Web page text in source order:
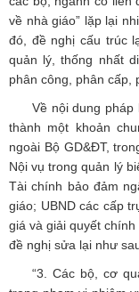
về nhà giáo” lặp lại
đó, đề nghị cấu trúc
quản lý, thống nhất
phân công, phân cấp,
Về nội dung
thành một khoản
ngoài Bộ GD&ĐT,
Nội vụ trong quản lý
Tài chính bảo đảm
giáo; UBND các cấp
giá và giải quyết
đề nghị sửa lại như
“3. Các bộ, cơ